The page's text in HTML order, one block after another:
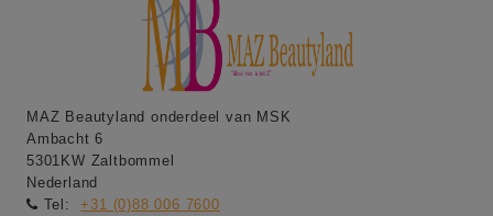
MAZ Beautyland onderdeel van MSK
Ambacht 6
5301KW Zaltbommel
Nederland
Tel:
+31 (0)88 006 7600